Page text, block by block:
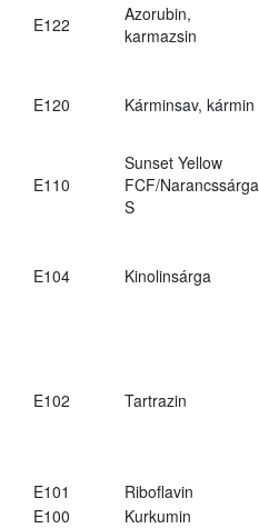
E122
Azorubin,
karmazsin
E120 Kárminsav, kármin
E110
Sunset Yellow
FCF/Narancssárga
S
E104 Kinolinsárga
E102 Tartrazin
E101
Riboflavin
E100
Kurkumin